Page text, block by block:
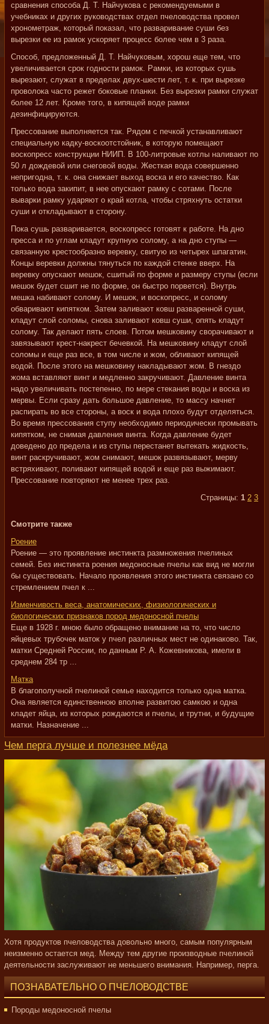
сравнения способа Д. Т. Найчукова с рекомендуемыми в
учебниках и других руководствах отдел пчеловодства провел
хронометраж, который показал, что разваривание суши без
вырезки ее из рамок ускоряет процесс более чем в 3 раза.
Способ, предложенный Д. Т. Найчуковым, хорош еще тем, что
увеличивается срок годности рамок. Рамки, из которых сушь
вырезают, служат в пределах двух-шести лет, т. к. при вырезке
проволока часто режет боковые планки. Без вырезки рамки служат
более 12 лет. Кроме того, в кипящей воде рамки
дезинфицируются.
Прессование выполняется так. Рядом с печкой устанавливают
специальную кадку-воскоотстойник, в которую помещают
воскопресс конструкции НИИП. В 100-литровые котлы наливают по
50 л дождевой или снеговой воды. Жесткая вода совершенно
непригодна, т. к. она снижает выход воска и его качество. Как
только вода закипит, в нее опускают рамку с сотами. После
выварки рамку ударяют о край котла, чтобы стряхнуть остатки
суши и откладывают в сторону.
Пока сушь разваривается, воскопресс готовят к работе. На дно
пресса и по углам кладут крупную солому, а на дно ступы —
связанную крестообразно веревку, свитую из четырех шпагатин.
Концы веревки должны тянуться по каждой стенке вверх. На
веревку опускают мешок, сшитый по форме и размеру ступы (если
мешок будет сшит не по форме, он быстро порвется). Внутрь
мешка набивают солому. И мешок, и воскопресс, и солому
обваривают кипятком. Затем заливают ковш разваренной суши,
кладут слой соломы, снова заливают ковш суши, опять кладут
солому. Так делают пять слоев. Потом мешковину сворачивают и
завязывают крест-накрест бечевкой. На мешковину кладут слой
соломы и еще раз все, в том числе и жом, обливают кипящей
водой. После этого на мешковину накладывают жом. В гнездо
жома вставляют винт и медленно закручивают. Давление винта
надо увеличивать постепенно, по мере стекания воды и воска из
мервы. Если сразу дать большое давление, то массу начнет
распирать во все стороны, а воск и вода плохо будут отделяться.
Во время прессования ступу необходимо периодически промывать
кипятком, не снимая давления винта. Когда давление будет
доведено до предела и из ступы перестанет вытекать жидкость,
винт раскручивают, жом снимают, мешок развязывают, мерву
встряхивают, поливают кипящей водой и еще раз выжимают.
Прессование повторяют не менее трех раз.
Страницы: 1 2 3
Смотрите также
Роение
Роение — это проявление инстинкта размножения пчелиных
семей. Без инстинкта роения медоносные пчелы как вид не могли
бы существовать. Начало проявления этого инстинкта связано со
стремлением пчел к ...
Изменчивость веса, анатомических, физиологических и
биологических признаков пород медоносной пчелы
Еще в 1928 г. мною было обращено внимание на то, что число
яйцевых трубочек маток у пчел различных мест не одинаково. Так,
матки Средней России, по данным Р. А. Кожевникова, имели в
среднем 284 тр ...
Матка
В благополучной пчелиной семье находится только одна матка.
Она является единственною вполне развитою самкою и одна
кладет яйца, из которых рождаются и пчелы, и трутни, и будущие
матки. Назначение ...
Чем перга лучше и полезнее мёда
Хотя продуктов пчеловодства довольно много, самым популярным
неизменно остается мед. Между тем другие производные пчелиной
деятельности заслуживают не меньшего внимания. Например, перга.
ПОЗНАВАТЕЛЬНО О ПЧЕЛОВОДСТВЕ
Породы медоносной пчелы